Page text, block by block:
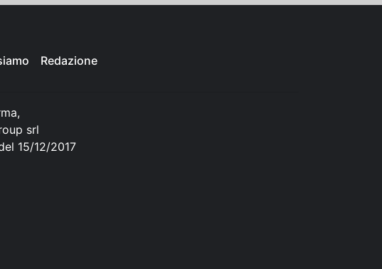
Redazione
srl
15/12/2017